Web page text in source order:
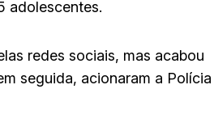
adolescentes.
redes sociais, mas acabou
seguida, acionaram a Polícia